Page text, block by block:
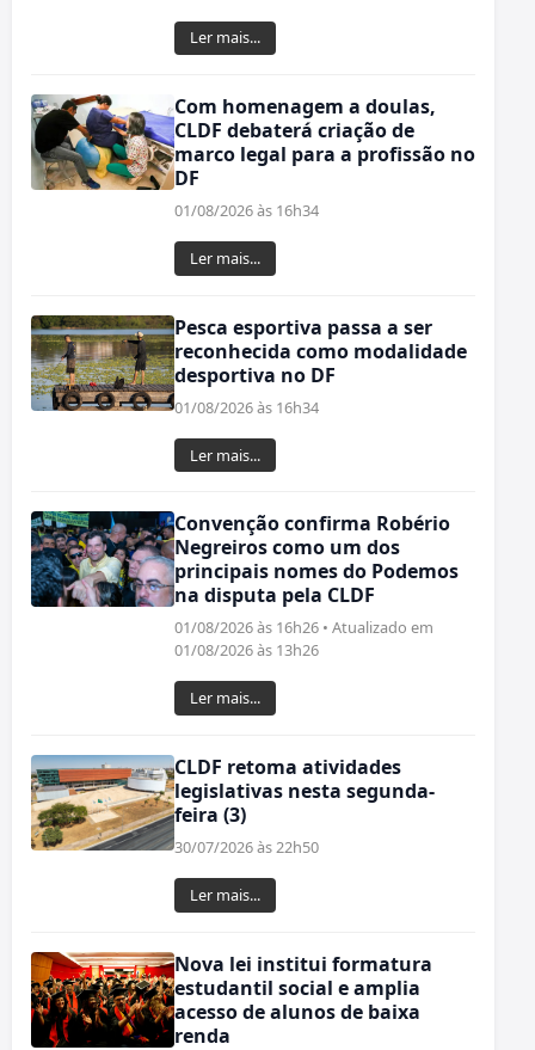
Ler mais...
Com homenagem a doulas,
CLDF debaterá criação de
marco legal para a profissão no
DF
01/08/2026 às 16h34
Ler mais...
Pesca esportiva passa a ser
reconhecida como modalidade
desportiva no DF
01/08/2026 às 16h34
Ler mais...
Convenção confirma Robério
Negreiros como um dos
principais nomes do Podemos
na disputa pela CLDF
01/08/2026 às 16h26 • Atualizado em
01/08/2026 às 13h26
Ler mais...
CLDF retoma atividades
legislativas nesta segunda-
feira (3)
30/07/2026 às 22h50
Ler mais...
Nova lei institui formatura
estudantil social e amplia
acesso de alunos de baixa
renda